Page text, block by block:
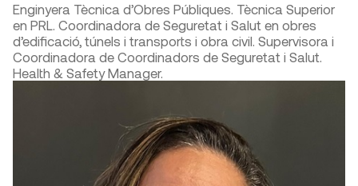
Enginyera Tècnica d’Obres Públiques. Tècnica Superior
en PRL. Coordinadora de Seguretat i Salut en obres
d’edificació, túnels i transports i obra civil. Supervisora i
Coordinadora de Coordinadors de Seguretat i Salut.
Health & Safety Manager.